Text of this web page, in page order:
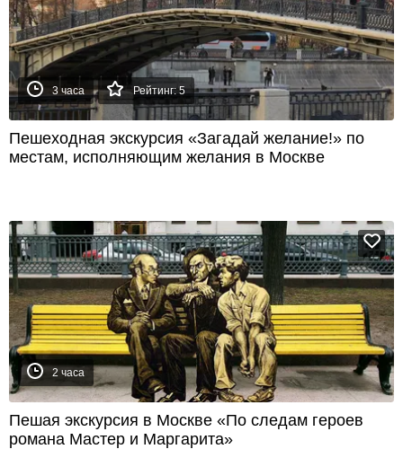
3 часа Рейтинг: 5
Пешеходная экскурсия «Загадай желание!» по
местам, исполняющим желания в Москве
2 часа
Пешая экскурсия в Москве «По следам героев
романа Мастер и Маргарита»